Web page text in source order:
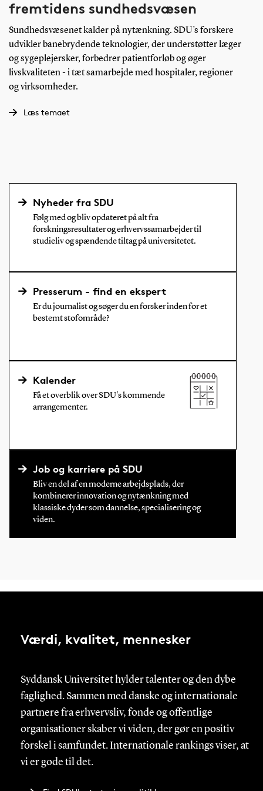
fremtidens sundhedsvæsen
Sundhedsvæsenet kalder på nytænkning. SDU’s forskere
udvikler banebrydende teknologier, der understøtter læger
og sygeplejersker, forbedrer patientforløb og øger
livskvaliteten - i tæt samarbejde med hospitaler, regioner
og virksomheder.
Læs temaet
Nyheder fra SDU
Følg med og bliv opdateret på alt fra
forskningsresultater og erhvervssamarbejder til
studieliv og spændende tiltag på universitetet.
Presserum - find en ekspert
Er du journalist og søger du en forsker inden for et
bestemt stofområde?
Kalender
Få et overblik over SDU's kommende
arrangementer.
Job og karriere på SDU
Bliv en del af en moderne arbejdsplads, der
kombinerer innovation og nytænkning med
klassiske dyder som dannelse, specialisering og
viden.
Værdi, kvalitet, mennesker
Syddansk Universitet hylder talenter og den dybe
faglighed. Sammen med danske og internationale
partnere fra erhvervsliv, fonde og offentlige
organisationer skaber vi viden, der gør en positiv
forskel i samfundet. Internationale rankings viser, at
vi er gode til det.